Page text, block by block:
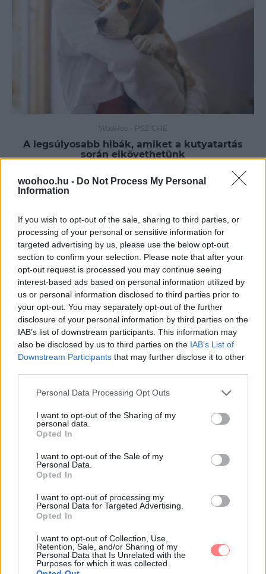
woohoo.hu - Do Not Process My Personal
Information
If you wish to opt-out of the sale, sharing to third parties, or
processing of your personal or sensitive information for
targeted advertising by us, please use the below opt-out
section to confirm your selection. Please note that after your
opt-out request is processed you may continue seeing
interest-based ads based on personal information utilized by
us or personal information disclosed to third parties prior to
your opt-out. You may separately opt-out of the further
disclosure of your personal information by third parties on the
IAB’s list of downstream participants. This information may
also be disclosed by us to third parties on the IAB’s List of
Downstream Participants that may further disclose it to other
Please note that this website/app uses one or more Google
not limited to your visit or usage behaviour. You may click to
grant or deny consent to Google and its third-party tags to
use your data for below specified purposes in below Google
consent section.
Personal Data Processing Opt Outs
I want to opt-out of the Sharing of my
personal data.
Opted In
I want to opt-out of the Sale of my
Personal Data.
Opted In
I want to opt-out of processing my
Personal Data for Targeted Advertising.
Opted In
I want to opt-out of Collection, Use,
Retention, Sale, and/or Sharing of my
Personal Data that Is Unrelated with the
Purposes for which it was collected.
WooHoo - PSZICHÉ
A legsúlyosabb hibák, amiket a kutyatartás
során elkövethetünk
A közhiedelemmel ellentétben a kutyák nem falkában
élő állatok, ahogy a gazdának sem kell eljátszania a
falkavezér szerepét. Ez a tévhit viszont súlyosan
állatjóléti problémákat vet fel.
Barna Bori-PSZICHÉ
6 mítosz a boldogságról, amit ideje ledönteni
helyzetedtől vagy a céljaid elérésétől függ? Akkor
valószínűleg te is bedőltél azoknak a tévhiteknek,
amelyek miatt igazából csak még szomorúbbá
válhatsz. Felejtsd el végre ezeket az elméleteket!